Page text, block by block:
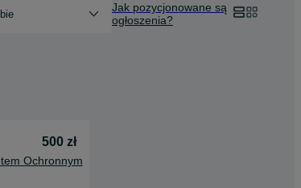
Jak pozycjonowane są
ogłoszenia?
500 zł
Ochronnym